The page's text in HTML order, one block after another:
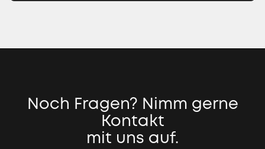
Noch Fragen? Nimm gerne
Kontakt
mit uns auf.